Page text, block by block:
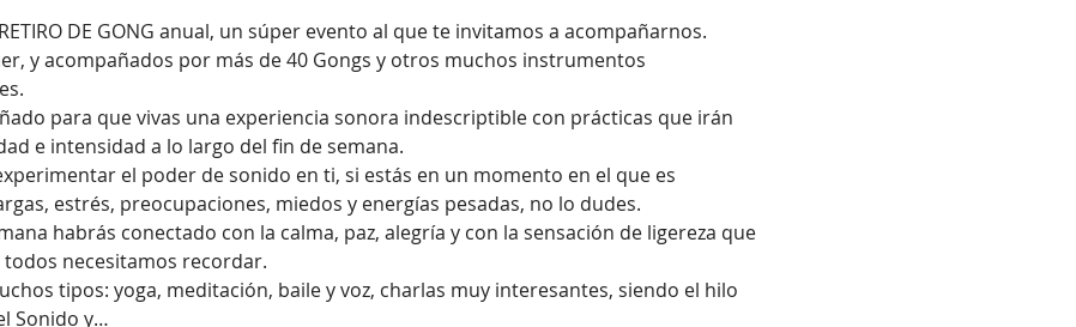
DE GONG anual, un súper evento al que te invitamos a acompañarnos.
y acompañados por más de 40 Gongs y otros muchos instrumentos
para que vivas una experiencia sonora indescriptible con prácticas que irán
e intensidad a lo largo del fin de semana.
el poder de sonido en ti, si estás en un momento en el que es
estrés, preocupaciones, miedos y energías pesadas, no lo dudes.
habrás conectado con la calma, paz, alegría y con la sensación de ligereza que
necesitamos recordar.
tipos: yoga, meditación, baile y voz, charlas muy interesantes, siendo el hilo
Sonido y…